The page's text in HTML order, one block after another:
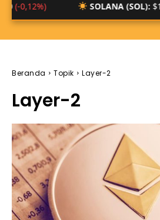
SOLANA (SOL):$185,45
Beranda Topik Layer-2
Layer-2